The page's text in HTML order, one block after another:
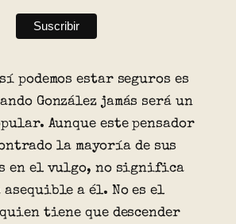
podemos estar seguros es
González jamás será un
Aunque este pensador
la mayoría de sus
en el vulgo, no significa
asequible a él. No es el
tiene que descender